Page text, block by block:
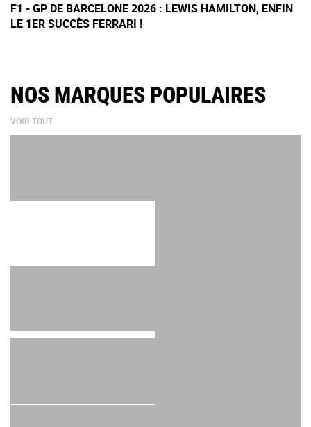
F1 - GP DE BARCELONE 2026 : LEWIS HAMILTON, ENFIN
LE 1ER SUCCÈS FERRARI !
NOS MARQUES POPULAIRES
VOIR TOUT